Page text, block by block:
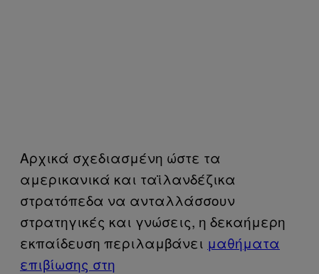
Αρχικά σχεδιασμένη ώστε τα
αμερικανικά και ταϊλανδέζικα
στρατόπεδα να ανταλλάσσουν
στρατηγικές και γνώσεις, η δεκαήμερη
εκπαίδευση περιλαμβάνει μαθήματα
επιβίωσης στη